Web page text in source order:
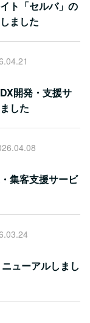
ト「セルバ」の
ました
開発・支援サ
した
集客支援サービ
ューアルしまし